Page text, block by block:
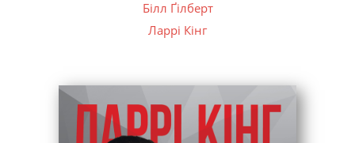
Білл Ґілберт
Ларрі Кінг